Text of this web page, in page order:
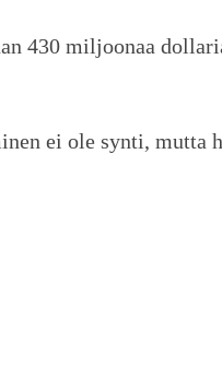
430 miljoonaa
ei ole synti, mutta